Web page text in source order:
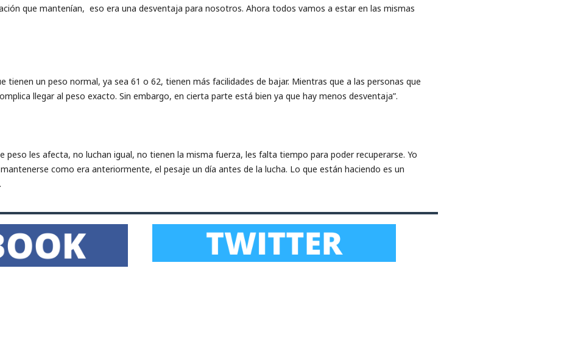
que mantenían, eso era una desventaja para nosotros. Ahora todos vamos a estar en las mismas
tienen un peso normal, ya sea 61 o 62, tienen más facilidades de bajar. Mientras que ​a ​las personas que
llegar al peso exacto. Sin embargo, en cierta parte está bien ya que hay menos desventaja”.
peso les afecta, no luchan igual, no tienen la misma fuerza, les falta tiempo para poder recuperarse. Yo
como era anteriormente, el pesaje un día antes de la lucha. Lo que están haciendo es un